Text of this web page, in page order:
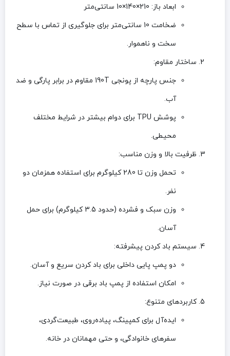
ابعاد باز: 210×140×10 سانتی‌متر
ضخامت 10 سانتی‌متر
برای جلوگیری از تماس با سطح
سخت و ناهموار.
ساختار مقاوم:
جنس پارچه از
پونجی 190T مقاوم در برابر پارگی و ضد
آب.
پوشش TPU برای دوام بیشتر در شرایط مختلف
محیطی.
ظرفیت بالا و وزن مناسب:
تحمل وزن تا 280 کیلوگرم
برای استفاده همزمان دو
نفر.
وزن سبک و فشرده (حدود 3.5 کیلوگرم
) برای حمل
آسان.
سیستم باد کردن پیشرفته:
دو پمپ پایی داخلی برای باد کردن سریع و آسان.
امکان استفاده از پمپ باد برقی در صورت نیاز.
کاربردهای متنوع:
ایده‌آل برای کمپینگ، پیاده‌روی، طبیعت‌گردی،
سفرهای خانوادگی، و حتی مهمانان در خانه.